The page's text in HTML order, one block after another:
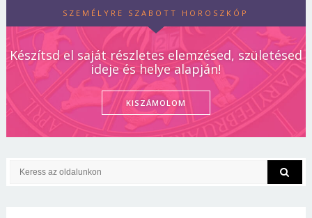
SZEMÉLYRE SZABOTT HOROSZKÓP
Készítsd el saját részletes elemzésed, születésed
ideje és helye alapján!
KISZÁMOLOM